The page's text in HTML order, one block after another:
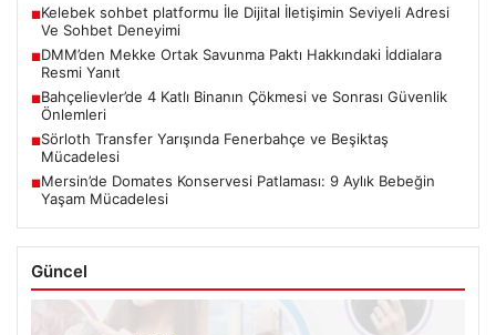
■Kelebek sohbet platformu İle Dijital İletişimin Seviyeli Adresi
Ve Sohbet Deneyimi
■DMM’den Mekke Ortak Savunma Paktı Hakkındaki İddialara
Resmi Yanıt
■Bahçelievler’de 4 Katlı Binanın Çökmesi ve Sonrası Güvenlik
Önlemleri
■Sörloth Transfer Yarışında Fenerbahçe ve Beşiktaş
Mücadelesi
■Mersin’de Domates Konservesi Patlaması: 9 Aylık Bebeğin
Yaşam Mücadelesi
Güncel